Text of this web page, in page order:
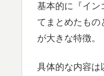
基本的に『イン
てまとめたもの
が大きな特徴。
具体的な内容は